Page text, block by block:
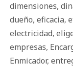
dimensiones,
dueño, eficacia,
electricidad,
empresas,
Enmicador,